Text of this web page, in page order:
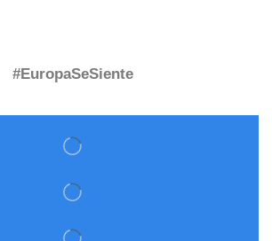
#EuropaSeSiente